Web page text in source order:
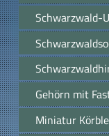
Schwarzwald-
Gehörn mit
Miniatur